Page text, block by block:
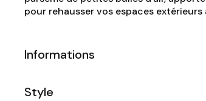
pour rehausser vos espaces extérieurs
Informations
Style